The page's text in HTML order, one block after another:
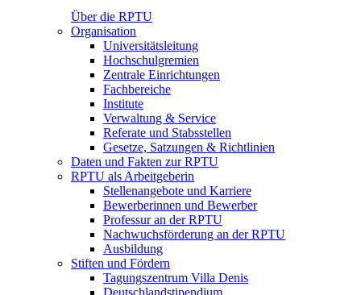
Über die RPTU
Organisation
Universitätsleitung
Hochschulgremien
Zentrale Einrichtungen
Fachbereiche
Institute
Verwaltung & Service
Referate und Stabsstellen
Gesetze, Satzungen & Richtlinien
Daten und Fakten zur RPTU
RPTU als Arbeitgeberin
Stellenangebote und Karriere
Bewerberinnen und Bewerber
Professur an der RPTU
Nachwuchsförderung an der RPTU
Ausbildung
Stiften und Fördern
Tagungszentrum Villa Denis
Deutschlandstipendium